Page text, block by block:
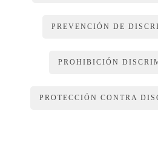
PREVENCIÓN DE
PROHIBICIÓN
PROTECCIÓN CONTRA